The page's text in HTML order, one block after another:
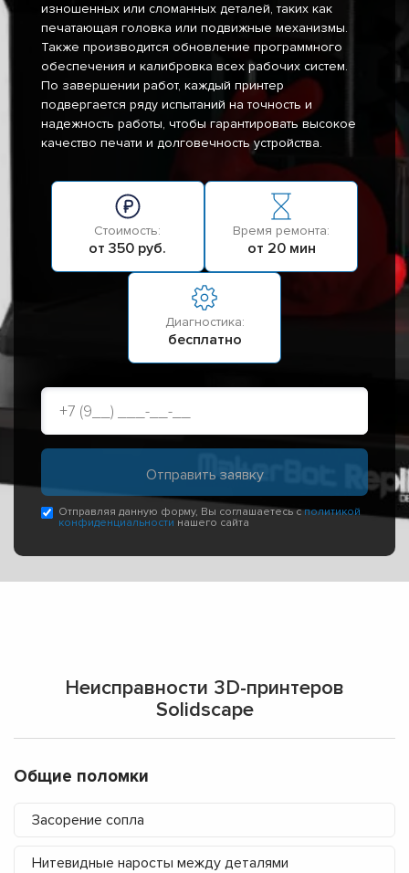
изношенных или сломанных деталей, таких как
печатающая головка или подвижные механизмы.
Также производится обновление программного
обеспечения и калибровка всех рабочих систем.
По завершении работ, каждый принтер
подвергается ряду испытаний на точность и
надежность работы, чтобы гарантировать высокое
качество печати и долговечность устройства.
Стоимость:
от 350 руб.
Время ремонта:
от 20 мин
Диагностика:
бесплатно
Отправляя данную форму, Вы соглашаетесь сполитикой
конфиденциальности нашего сайта
Неисправности 3D-принтеров
Solidscape
Общие поломки
Засорение сопла
Нитевидные наросты между деталями